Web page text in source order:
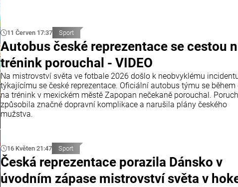
11 Červen 17:37 Sport
Autobus české reprezentace se cestou
trénink porouchal - VIDEO
Na mistrovství světa ve fotbale 2026 došlo k neobvyklému
týkajícímu se české reprezentace. Oficiální autobus týmu se během
na trénink v mexickém městě Zapopan nečekaně porouchal.
způsobila značné dopravní komplikace a narušila plány českého
mužstva.
16 Květen 21:47 Sport
Česká reprezentace porazila Dánsko v
úvodním zápase mistrovství světa v